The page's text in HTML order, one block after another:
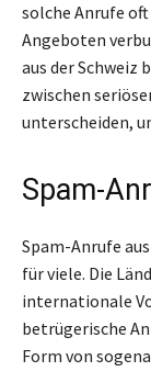
solche Anrufe
Angeboten
aus der Schweiz
zwischen
unterscheiden,
Spam-
Spam-Anrufe
für viele. Die
internationale
betrügerische
Form von